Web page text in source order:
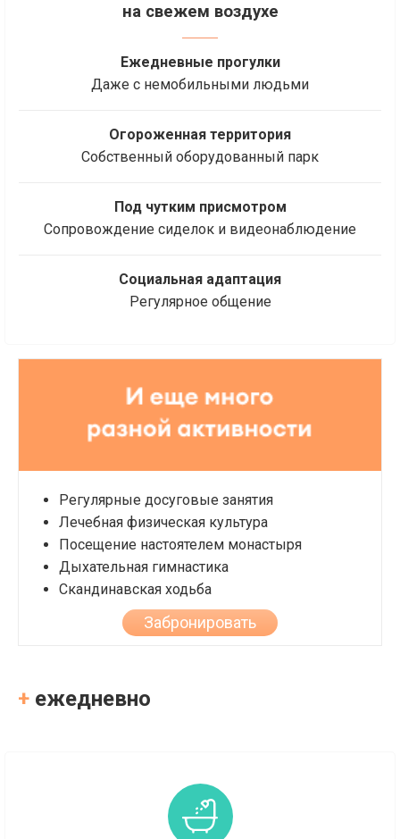
на свежем воздухе
Ежедневные прогулки
Даже с немобильными людьми
Огороженная территория
Собственный оборудованный парк
Под чутким присмотром
Сопровождение сиделок и видеонаблюдение
Социальная адаптация
Регулярное общение
Регулярные досуговые занятия
Лечебная физическая культура
Посещение настоятелем монастыря
Дыхательная гимнастика
Скандинавская ходьба
Забронировать
+ ежедневно